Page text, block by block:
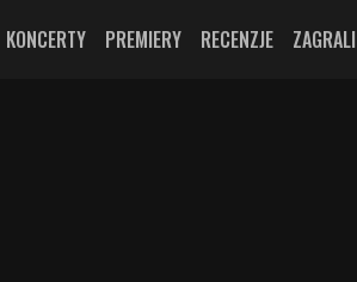
KONCERTY PREMIERY RECENZJE ZAGRALI